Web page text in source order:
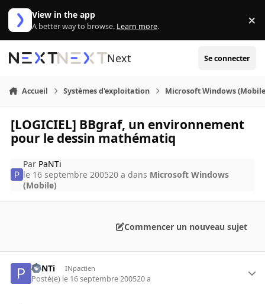
Aller au contenu
View in the app
A better way to browse. Learn more. ×
Next Se connecter
Accueil Systèmes d'exploitation Microsoft Windows
[LOGICIEL] BBgraf, un environnement
pour le dessin mathématiq
Par PaNTi
le 16 septembre 200520 a dans Microsoft Windows
(Mobile)
Commencer un nouveau sujet
PaNTi INpactien
Posté(e) le 16 septembre 200520 a